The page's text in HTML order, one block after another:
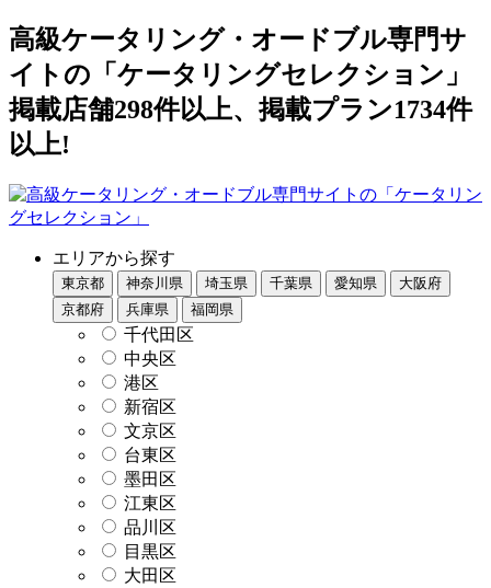
高級ケータリング・オードブル専門サ
イトの「ケータリングセレクション」
掲載店舗298件以上、掲載プラン1734件
以上!
エリアから探す
東京都 神奈川県 埼玉県 千葉県 愛知県
大阪府
京都府
兵庫県 福岡県
千代田区
中央区
港区
新宿区
文京区
台東区
墨田区
江東区
品川区
目黒区
大田区